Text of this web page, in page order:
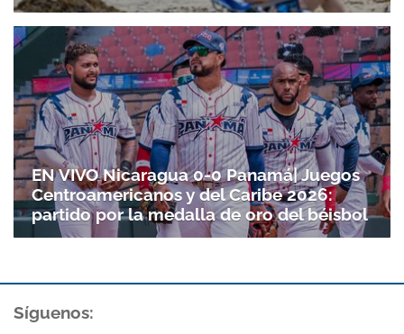
EN VIVO Nicaragua 0-0 Panamá| Juegos
Centroamericanos y del Caribe 2026:
partido por la medalla de oro del béisbol
Síguenos: